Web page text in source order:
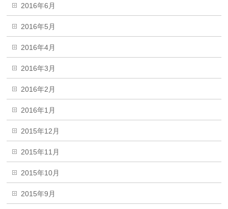
2016年6月
2016年5月
2016年4月
2016年3月
2016年2月
2016年1月
2015年12月
2015年11月
2015年10月
2015年9月